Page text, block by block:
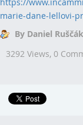
marie-dane-lellovi-
By Daniel Ruščák
3292 Views, 0